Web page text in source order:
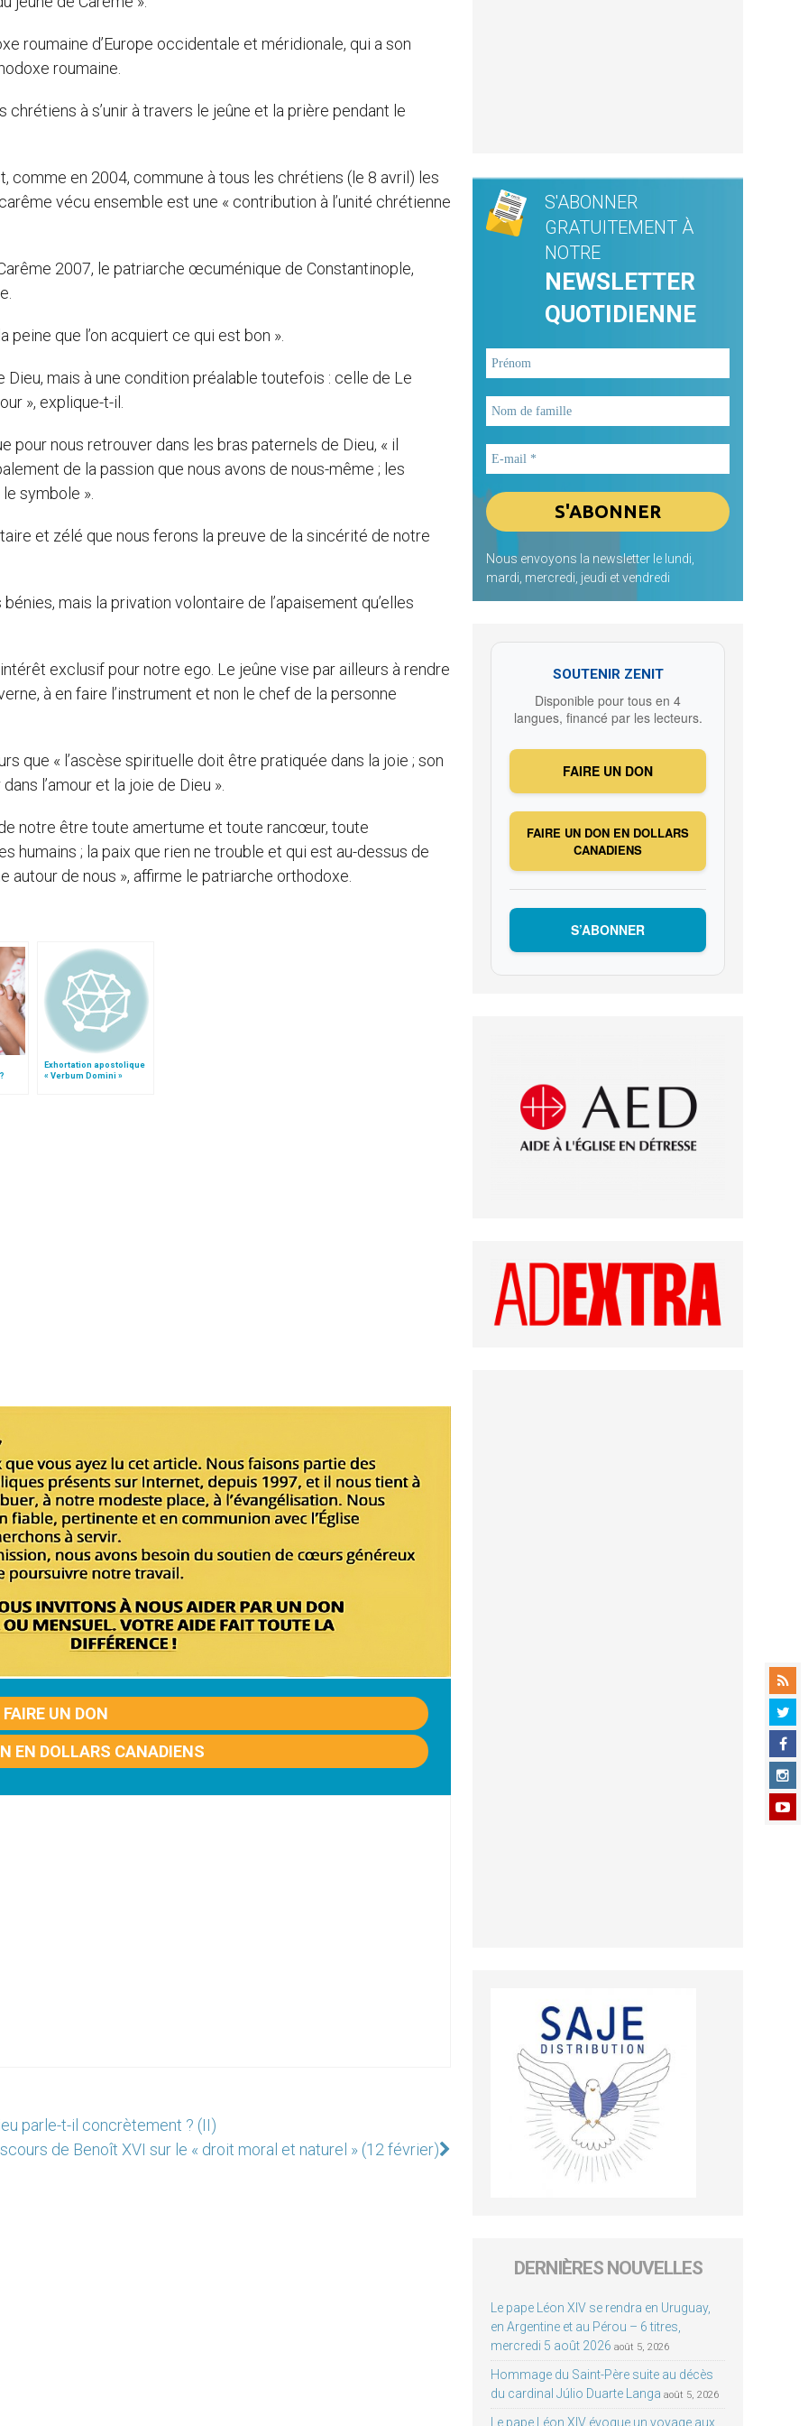
roumaine d’Europe occidentale et méridionale, qui a son
roumaine.
chrétiens à s’unir à travers le jeûne et la prière pendant le
comme en 2004, commune à tous les chrétiens (le 8 avril) les
vécu ensemble est une « contribution à l’unité chrétienne
2007, le patriarche œcuménique de Constantinople,
peine que l’on acquiert ce qui est bon ».
mais à une condition préalable toutefois : celle de Le
», explique-t-il.
pour nous retrouver dans les bras paternels de Dieu, « il
de la passion que nous avons de nous-même ; les
symbole ».
et zélé que nous ferons la preuve de la sincérité de notre
mais la privation volontaire de l’apaisement qu’elles
exclusif pour notre ego. Le jeûne vise par ailleurs à rendre
à en faire l’instrument et non le chef de la personne
que « l’ascèse spirituelle doit être pratiquée dans la joie ; son
l’amour et la joie de Dieu ».
notre être toute amertume et toute rancœur, toute
humains ; la paix que rien ne trouble et qui est au-dessus de
autour de nous », affirme le patriarche orthodoxe.
Exhortation apostolique
« Verbum Domini »
FAIRE UN DON
EN DOLLARS CANADIENS
parle-t-il concrètement ? (II)
de Benoît XVI sur le « droit moral et naturel » (12 février)
S'ABONNER
GRATUITEMENT À
NOTRE
NEWSLETTER
QUOTIDIENNE
Nous envoyons la newsletter le lundi,
mardi, mercredi, jeudi et vendredi
SOUTENIR ZENIT
Disponible pour tous en 4
langues, financé par les lecteurs.
FAIRE UN DON
FAIRE UN DON EN DOLLARS
CANADIENS
S’ABONNER
DERNIÈRES NOUVELLES
Le pape Léon XIV se rendra en Uruguay,
en Argentine et au Pérou – 6 titres,
mercredi 5 août 2026 août 5, 2026
Hommage du Saint-Père suite au décès
du cardinal Júlio Duarte Langa août 5, 2026
Le pape Léon XIV évoque un voyage aux